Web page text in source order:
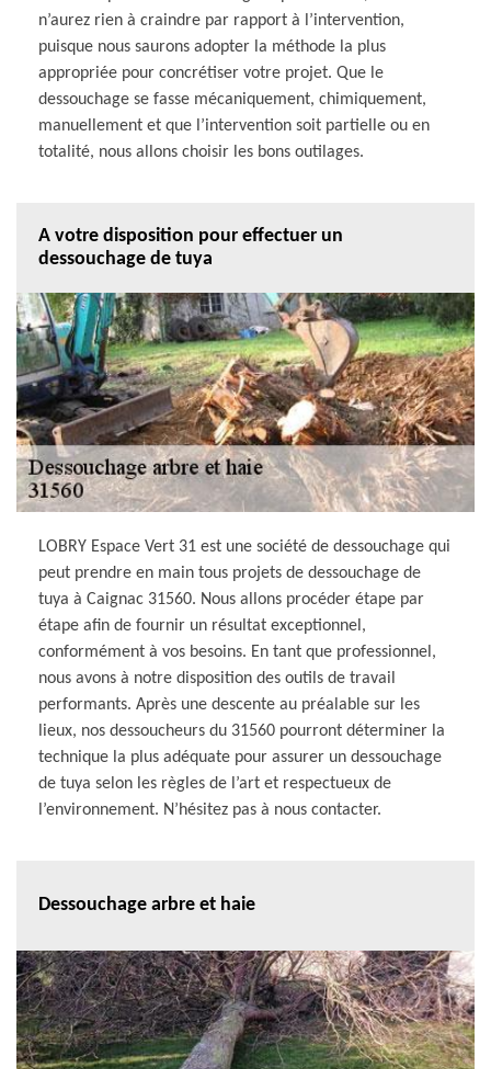
n’aurez rien à craindre par rapport à l’intervention,
puisque nous saurons adopter la méthode la plus
appropriée pour concrétiser votre projet. Que le
dessouchage se fasse mécaniquement, chimiquement,
manuellement et que l’intervention soit partielle ou en
totalité, nous allons choisir les bons outilages.
A votre disposition pour effectuer un
dessouchage de tuya
LOBRY Espace Vert 31 est une société de dessouchage qui
peut prendre en main tous projets de dessouchage de
tuya à Caignac 31560. Nous allons procéder étape par
étape afin de fournir un résultat exceptionnel,
conformément à vos besoins. En tant que professionnel,
nous avons à notre disposition des outils de travail
performants. Après une descente au préalable sur les
lieux, nos dessoucheurs du 31560 pourront déterminer la
technique la plus adéquate pour assurer un dessouchage
de tuya selon les règles de l’art et respectueux de
l’environnement. N’hésitez pas à nous contacter.
Dessouchage arbre et haie